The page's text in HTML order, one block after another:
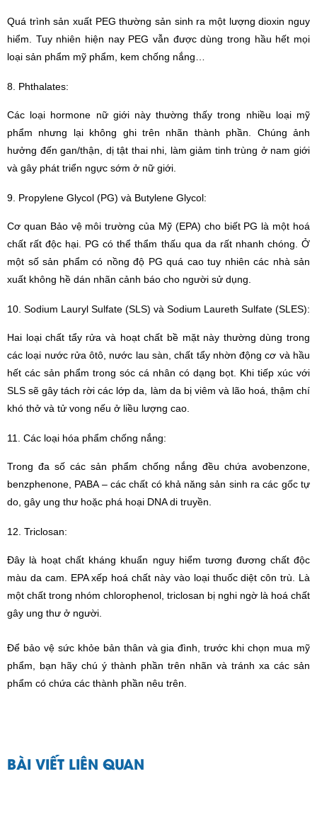
Quá trình sản xuất PEG thường sản sinh ra một lượng dioxin nguy
hiểm. Tuy nhiên hiện nay PEG vẫn được dùng trong hầu hết mọi
loại sản phẩm mỹ phẩm, kem chống nắng…
8. Phthalates:
Các loại hormone nữ giới này thường thấy trong nhiều loại mỹ
phẩm nhưng lại không ghi trên nhãn thành phần. Chúng ảnh
hưởng đến gan/thận, dị tật thai nhi, làm giảm tinh trùng ở nam giới
và gây phát triển ngực sớm ở nữ giới.
9. Propylene Glycol (PG) và Butylene Glycol:
Cơ quan Bảo vệ môi trường của Mỹ (EPA) cho biết PG là một hoá
chất rất độc hại. PG có thể thẩm thấu qua da rất nhanh chóng. Ở
một số sản phẩm có nồng độ PG quá cao tuy nhiên các nhà sản
xuất không hề dán nhãn cảnh báo cho người sử dụng.
10. Sodium Lauryl Sulfate (SLS) và Sodium Laureth Sulfate (SLES):
Hai loại chất tẩy rửa và hoạt chất bề mặt này thường dùng trong
các loại nước rửa ôtô, nước lau sàn, chất tẩy nhờn động cơ và hầu
hết các sản phẩm trong sóc cá nhân có dạng bọt. Khi tiếp xúc với
SLS sẽ gây tách rời các lớp da, làm da bị viêm và lão hoá, thậm chí
khó thở và tử vong nếu ở liều lượng cao.
11. Các loại hóa phẩm chống nắng:
Trong đa số các sản phẩm chống nắng đều chứa avobenzone,
benzphenone, PABA – các chất có khả năng sản sinh ra các gốc tự
do, gây ung thư hoặc phá hoại DNA di truyền.
12. Triclosan:
Đây là hoạt chất kháng khuẩn nguy hiểm tương đương chất độc
màu da cam. EPA xếp hoá chất này vào loại thuốc diệt côn trù. Là
một chất trong nhóm chlorophenol, triclosan bị nghi ngờ là hoá chất
gây ung thư ở người.
Để bảo vệ sức khỏe bản thân và gia đình, trước khi chọn mua mỹ
phẩm, bạn hãy chú ý thành phần trên nhãn và tránh xa các sản
phẩm có chứa các thành phần nêu trên.
BÀI VIẾT LIÊN QUAN